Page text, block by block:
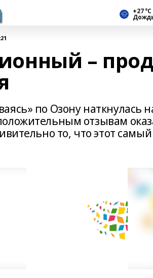
+27 °С
–
по Озону наткнулась
отзывам
то, что этот